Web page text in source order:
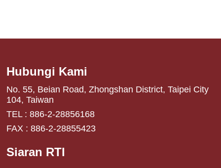
Hubungi Kami
No. 55, Beian Road, Zhongshan District, Taipei City
104, Taiwan
TEL : 886-2-28856168
FAX : 886-2-28855423
Siaran RTI